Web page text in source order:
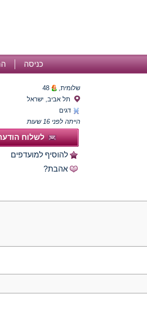
כניסה
שלומית,
48
תל אביב, ישראל
דגים
הייתה לפני 16 שעות
לשלוח
להוסיף למועדפים
אהבת?